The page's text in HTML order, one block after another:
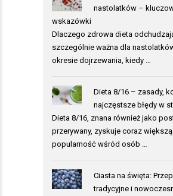
nastolatków –
wskazówki
Dlaczego zdrowa dieta
szczególnie ważna dla
okresie dojrzewania, kiedy …
Dieta 8/16 – zasady,
najczęstsze błędy w
Dieta 8/16, znana również jako
przerywany, zyskuje coraz większą
popularność wśród osób …
Ciasta na święta:
tradycyjne i